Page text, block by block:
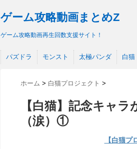
ゲーム攻略動画まとめZ
ゲーム攻略動画再生回数支援サイト！
パズドラ モンスト 太極パンダ 白猫
ホーム > 白猫プロジェクト >
【白猫】記念キャ
（涙）①
【白猫